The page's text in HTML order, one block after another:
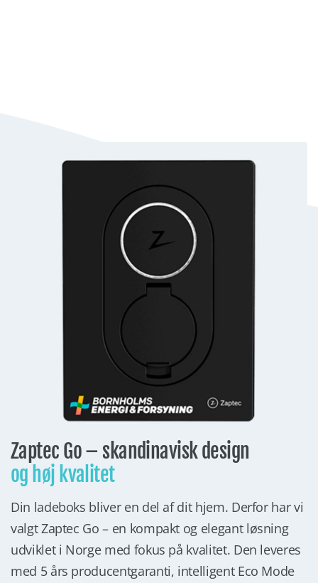
Zaptec Go – skandinavisk design
og høj kvalitet
Din ladeboks bliver en del af dit hjem. Derfor har vi
valgt Zaptec Go – en kompakt og elegant løsning
udviklet i Norge med fokus på kvalitet. Den leveres
med 5 års producentgaranti, intelligent Eco Mode